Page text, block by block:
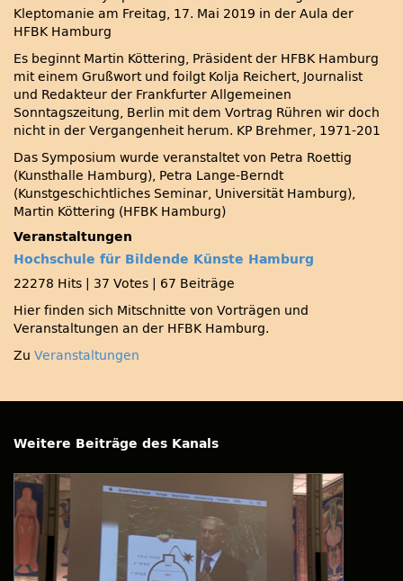
Kleptomanie am Freitag, 17. Mai 2019 in der Aula der
HFBK Hamburg
Es beginnt Martin Köttering, Präsident der HFBK Hamburg
mit einem Grußwort und foilgt Kolja Reichert, Journalist
und Redakteur der Frankfurter Allgemeinen
Sonntagszeitung, Berlin mit dem Vortrag Rühren wir doch
nicht in der Vergangenheit herum. KP Brehmer, 1971-201
Das Symposium wurde veranstaltet von Petra Roettig
(Kunsthalle Hamburg), Petra Lange-Berndt
(Kunstgeschichtliches Seminar, Universität Hamburg),
Martin Köttering (HFBK Hamburg)
Veranstaltungen
Hochschule für Bildende Künste Hamburg
22278 Hits
37 Votes
67 Beiträge
Hier finden sich Mitschnitte von Vorträgen und
Veranstaltungen an der HFBK Hamburg.
Zu Veranstaltungen
Weitere Beiträge des Kanals